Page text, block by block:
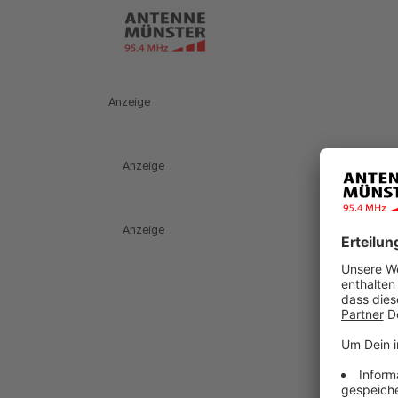
Anzeige
Anzeige
Anzeige